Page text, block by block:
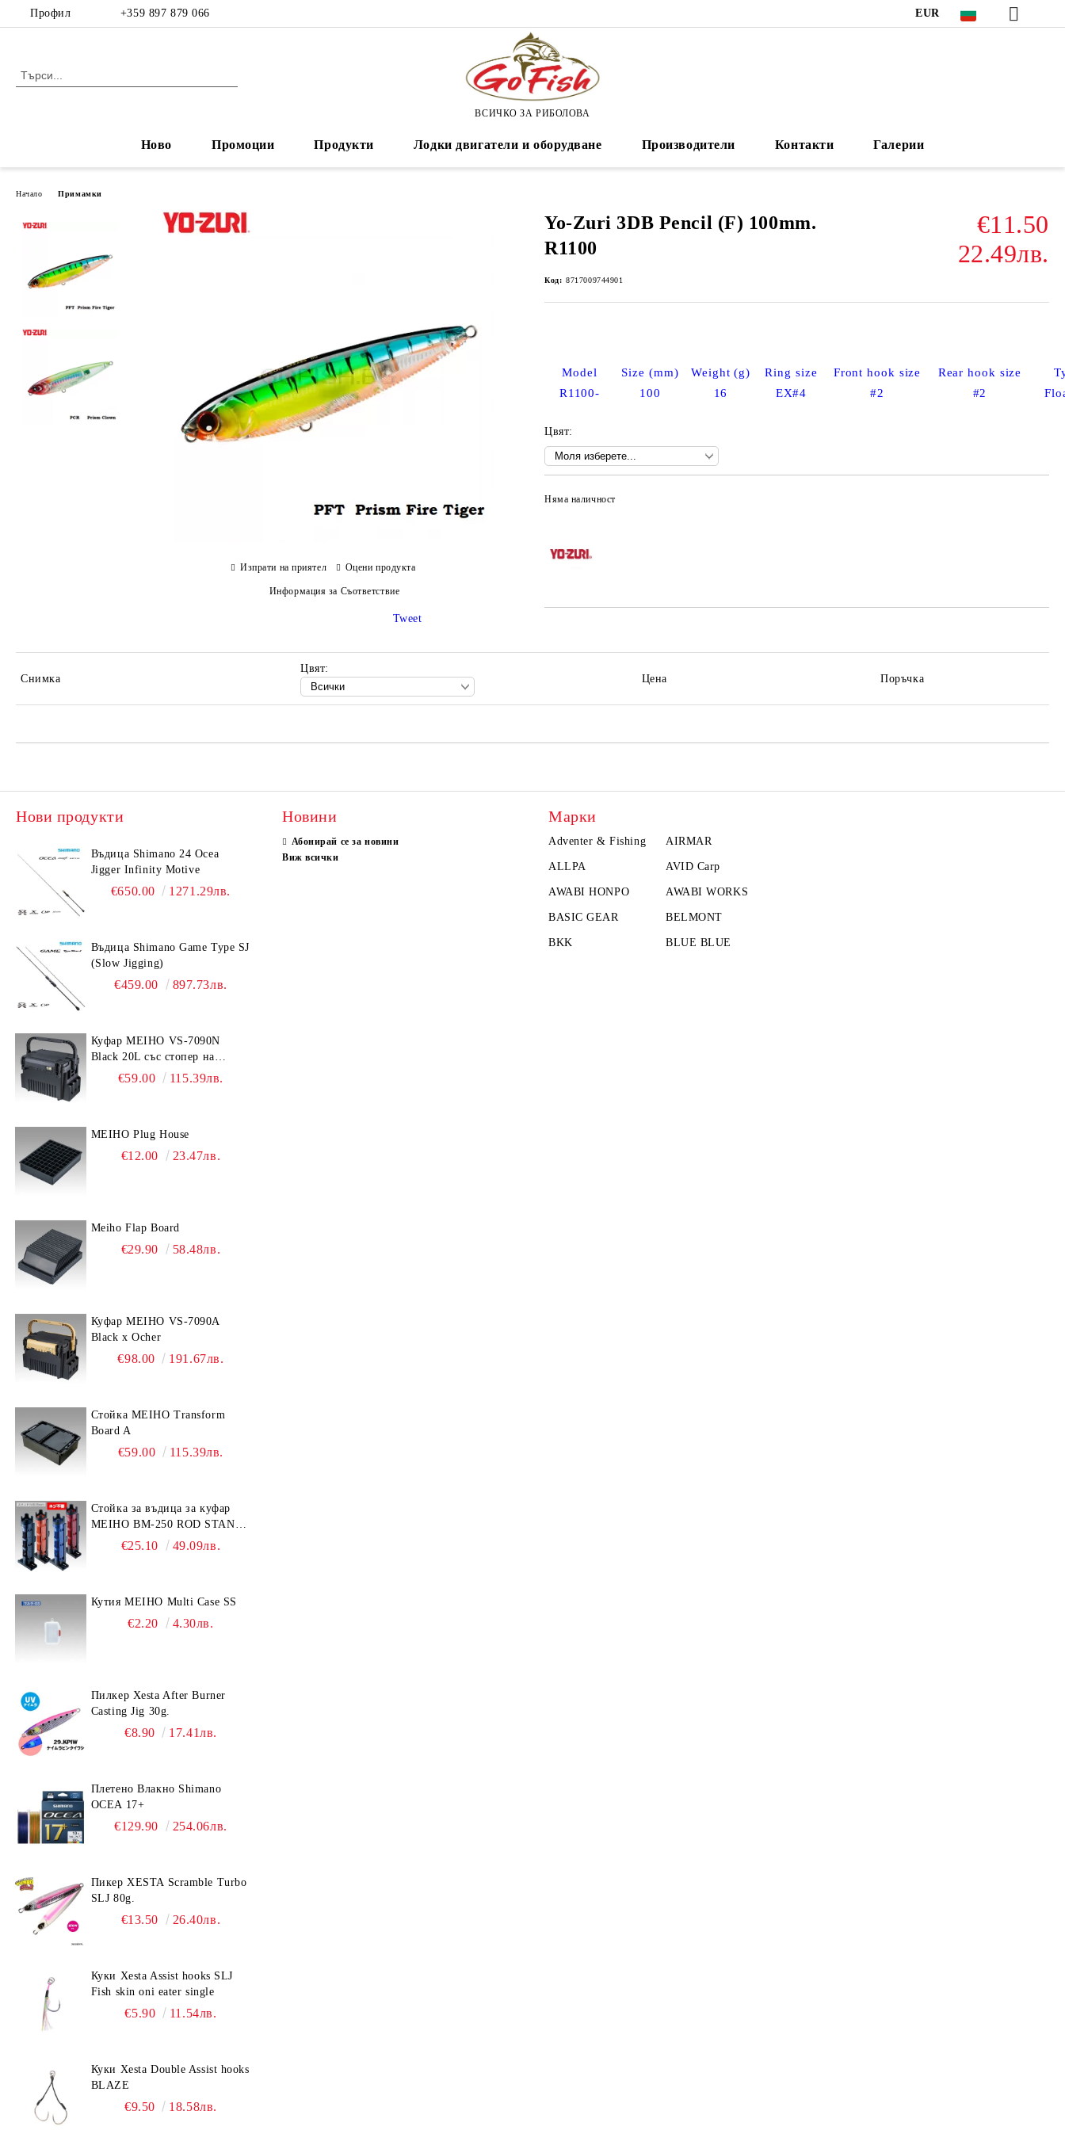
Профил +359 897 879 066 EUR
ВСИЧКО ЗА РИБОЛОВА
Ново Промоции Продукти Лодки двигатели и оборудване Производители Контакти Галерии
Начало Примамки
Yo-Zuri 3DB Pencil (F) 100mm.
R1100
€11.50
22.49лв.
Код: 8717009744901
Model Size (mm) Weight (g) Ring size Front hook size Rear hook size
R1100-
100 16 EX#4 #2 #2
Цвят:
Няма наличност
Изпрати на приятел Оцени продукта
Информация за Съответствие
Tweet
Снимка
Цвят:
Цена
Поръчка
Нови продукти
Въдица Shimano 24 Ocea
Jigger Infinity Motive
€650.00 1271.29лв.
Въдица Shimano Game Type SJ
(Slow Jigging)
€459.00 897.73лв.
Куфар MEIHO VS-7090N
Black 20L със стопер на
дръжката€59.00 115.39лв.
MEIHO Plug House
€12.00 23.47лв.
Meiho Flap Board
€29.90 58.48лв.
Куфар MEIHO VS-7090A
Black x Ocher
€98.00 191.67лв.
Стойка MEIHO Transform
Board A
€59.00 115.39лв.
Стойка за въдица за куфар
MEIHO BM-250 ROD STAND
-Light Blue/Black color
€25.10 49.09лв.
Кутия MEIHO Multi Case SS
€2.20 4.30лв.
Пилкер Xesta After Burner
Casting Jig 30g.
€8.90 17.41лв.
Плетено Влакно Shimano
OCEA 17+
€129.90 254.06лв.
Пикер XESTA Scramble Turbo
SLJ 80g.
€13.50 26.40лв.
Куки Xesta Assist hooks SLJ
Fish skin oni eater single
€5.90 11.54лв.
Куки Xesta Double Assist hooks
BLAZE
€9.50 18.58лв.
Новини
Абонирай се за новини
Виж всички
Марки
Adventer & Fishing AIRMAR
ALLPA AVID Carp
AWABI HONPO AWABI WORKS
BASIC GEAR BELMONT
BKK BLUE BLUE